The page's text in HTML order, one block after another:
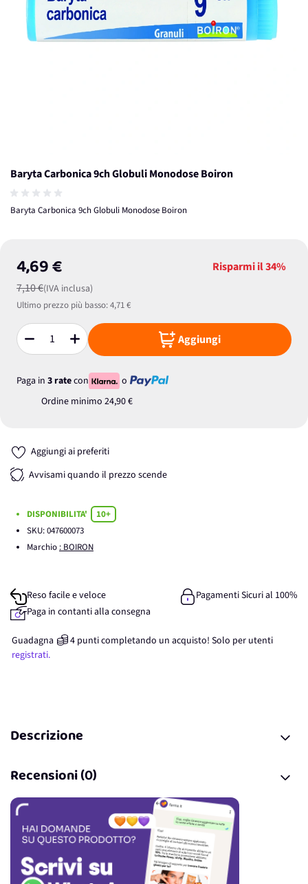
Baryta Carbonica 9ch Globuli Monodose Boiron
Baryta Carbonica 9ch Globuli Monodose Boiron
4,69 €
7,10 €(IVA inclusa)
Risparmi il34%
Ultimo prezzo più basso:4,71 €
Quantità Aggiungi
Paga in 3 ratecon
o
Ordine minimo 24,90 €
Aggiungi ai preferiti
Avvisami quando il prezzo scende
DISPONIBILITA'
10+
SKU:047600073
Marchio : BOIRON
Reso facile e veloce
Pagamenti Sicuri al 100%
Paga in contanti alla consegna
Guadagna 4 punticompletando un acquisto! Solo per utenti
registrati.
Descrizione
Recensioni (0)